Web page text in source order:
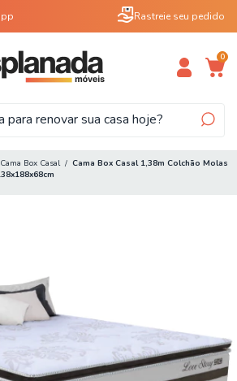
Rastreie seu pedido
0
Cama Box Casal / Cama Box Casal 1,38m Colchão Molas